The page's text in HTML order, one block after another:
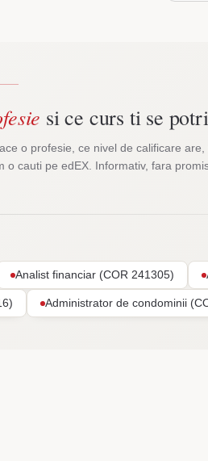
si ce curs ti se
o profesie, ce nivel de calificare are,
o cauti pe edEX. Informativ, fara
Analist financiar (COR 241305)
Administrator de condominii